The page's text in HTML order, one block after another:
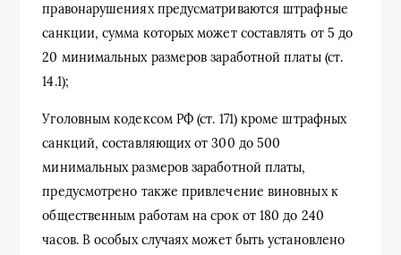
правонарушениях предусматриваются штрафные
санкции, сумма которых может составлять от 5 до
20 минимальных размеров заработной платы (ст.
14.1);
Уголовным кодексом РФ (ст. 171) кроме штрафных
санкций, составляющих от 300 до 500
минимальных размеров заработной платы,
предусмотрено также привлечение виновных к
общественным работам на срок от 180 до 240
часов. В особых случаях может быть установлено